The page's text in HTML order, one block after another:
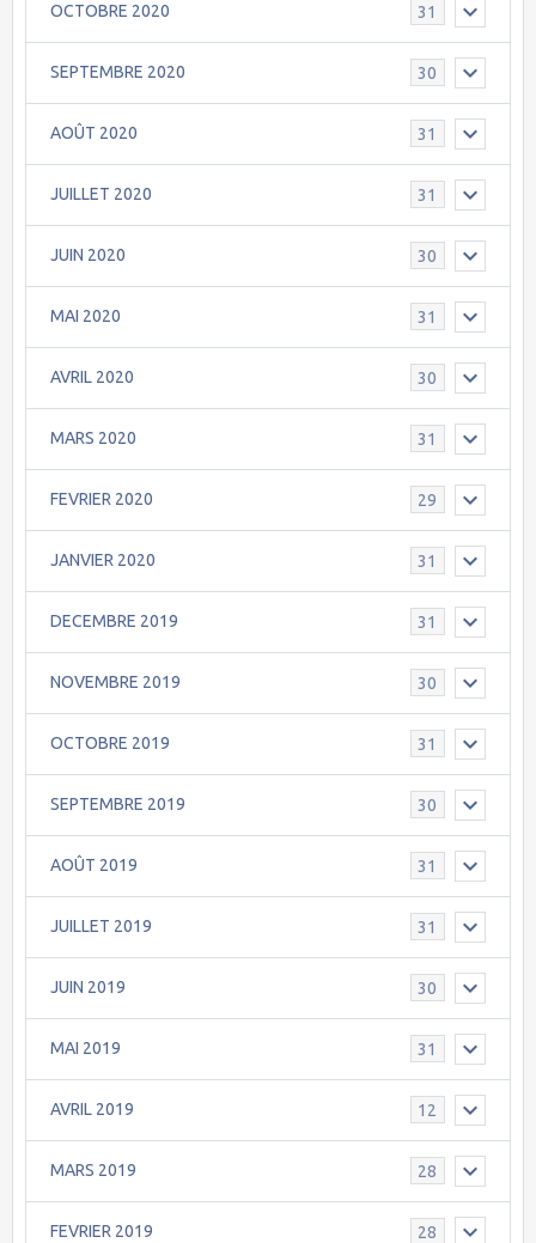
OCTOBRE 2020 31
SEPTEMBRE 2020 30
AOÛT 2020 31
JUILLET 2020 31
JUIN 2020 30
MAI 2020 31
AVRIL 2020 30
MARS 2020 31
FEVRIER 2020 29
JANVIER 2020 31
DECEMBRE 2019 31
NOVEMBRE 2019 30
OCTOBRE 2019 31
SEPTEMBRE 2019 30
AOÛT 2019 31
JUILLET 2019 31
JUIN 2019 30
MAI 2019 31
AVRIL 2019 12
MARS 2019 28
FEVRIER 2019 28